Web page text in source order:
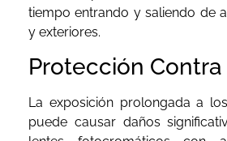
tiempo entrando y saliendo de
y exteriores.
Protección Contra
La exposición prolongada a
puede causar daños